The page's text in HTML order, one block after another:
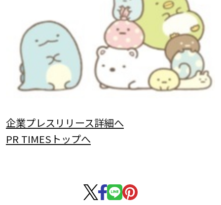
企業プレスリリース詳細へ
PR TIMESトップへ